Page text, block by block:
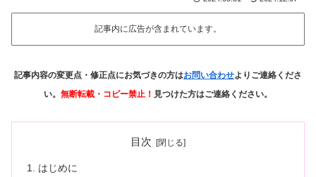
記事内に広告が含まれています。
記事内容の変更点・修正点にお気づきの方はお問い合わせよりご連絡くださ
い。 無断転載・コピー禁止！ 見つけた方はご連絡ください。
目次
はじめに